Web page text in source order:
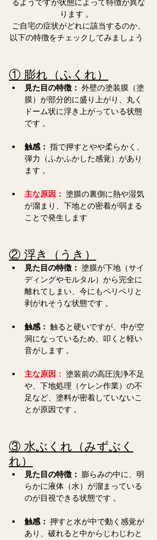
るようですが状態によって特徴が異な
ります 。
ご自宅の症状がどれに該当するのか、
以下の特徴をチェックしてみましょう
① 膨れ（ふくれ）
見た目の特徴： 外壁の塗装膜（塗
膜）が部分的に盛り上がり、丸く
ドーム状に浮き上がっている状態
です 。
触感： 指で押すとやや柔らかく、
弾力（ふかふかした感覚）があり
ます 。
主な原因： 塗膜の裏側に熱や湿気
が溜まり、下地との密着が弱まる
ことで発生します
② 浮き（うき）
見た目の特徴： 塗膜が下地（サイ
ディングやモルタル）から完全に
離れてしまい、今にもペリペリと
剥がれそうな状態です 。
触感： 触ると硬いですが、中が空
洞になっているため、叩くと軽い
音がします 。
主な原因： 塗装前の高圧洗浄不足
や、下地処理（ケレン作業）の不
足など、塗料が密着していないこ
とが原因です 。
③ 水ぶくれ（みずぶく
れ）
見た目の特徴： 膨らみの中に、明
らかに液体（水）が溜まっている
のが目視できる状態です 。
触感： 押すと水が中で動く感覚が
あり、破れると中からじわじわと